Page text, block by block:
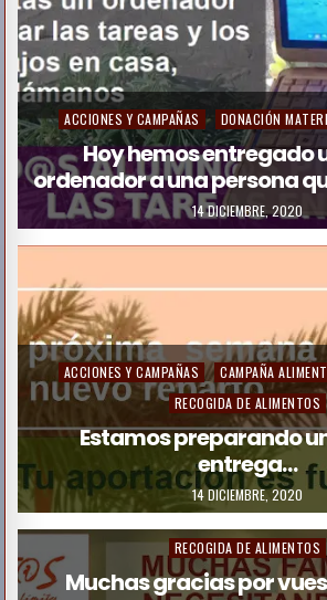
P
o
s
t
e
i
n
ACCIONES Y CAMPAÑAS DONACIÓN
Hoy hemos entregado
ordenador a una persona
14 DICIEMBRE, 2020
P
o
s
e
d
i
n
ACCIONES Y CAMPAÑAS
CAMPAÑA
RECOGIDA DE ALIMENTOS
Estamos preparando
entrega…
14 DICIEMBRE, 2020
P
s
ACCIONES Y CAMPAÑAS
CAMPAÑA
RECOGIDA DE ALIMENTOS
Muchas gracias por